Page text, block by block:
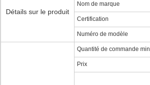
Détails sur le produit
Nom de marque
Certification
Numéro de modèle
Quantité de commande min
Prix